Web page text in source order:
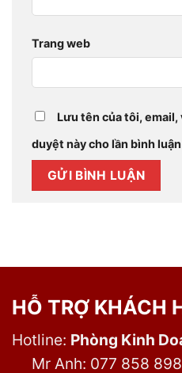
Trang web
Lưu tên của tôi,
duyệt này cho lần bình
HỖ TRỢ KHÁCH
Hotline: Phòng Kinh
Mr Anh: